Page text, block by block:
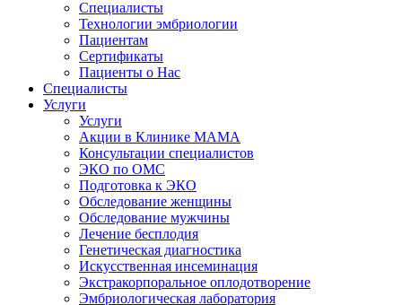
Специалисты
Технологии эмбриологии
Пациентам
Сертификаты
Пациенты о Нас
Специалисты
Услуги
Услуги
Акции в Клинике МАМА
Консультации специалистов
ЭКО по ОМС
Подготовка к ЭКО
Обследование женщины
Обследование мужчины
Лечение бесплодия
Генетическая диагностика
Искусственная инсеминация
Экстракорпоральное оплодотворение
Эмбриологическая лаборатория